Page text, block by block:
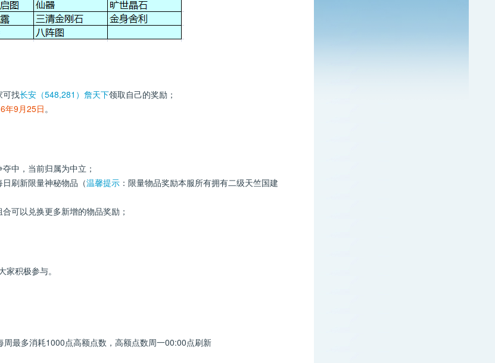
找长安（548,281）詹天下领取自己的奖励；
年9月25日。
中，当前归属为中立；
刷新限量神秘物品（温馨提示 ：限量物品奖励本服所有拥有二级天竺国建
可以兑换更多新增的物品奖励；
积极参与。
最多消耗1000点高额点数，高额点数周一00:00点刷新